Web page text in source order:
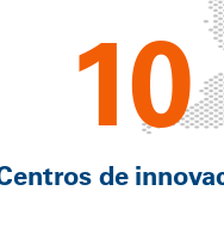
10
de